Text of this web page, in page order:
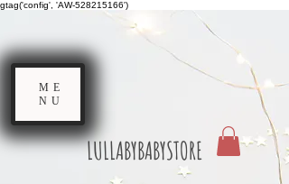
gtag('config', 'AW-528215166')
LULLABYBABYSTORE
ME
NU